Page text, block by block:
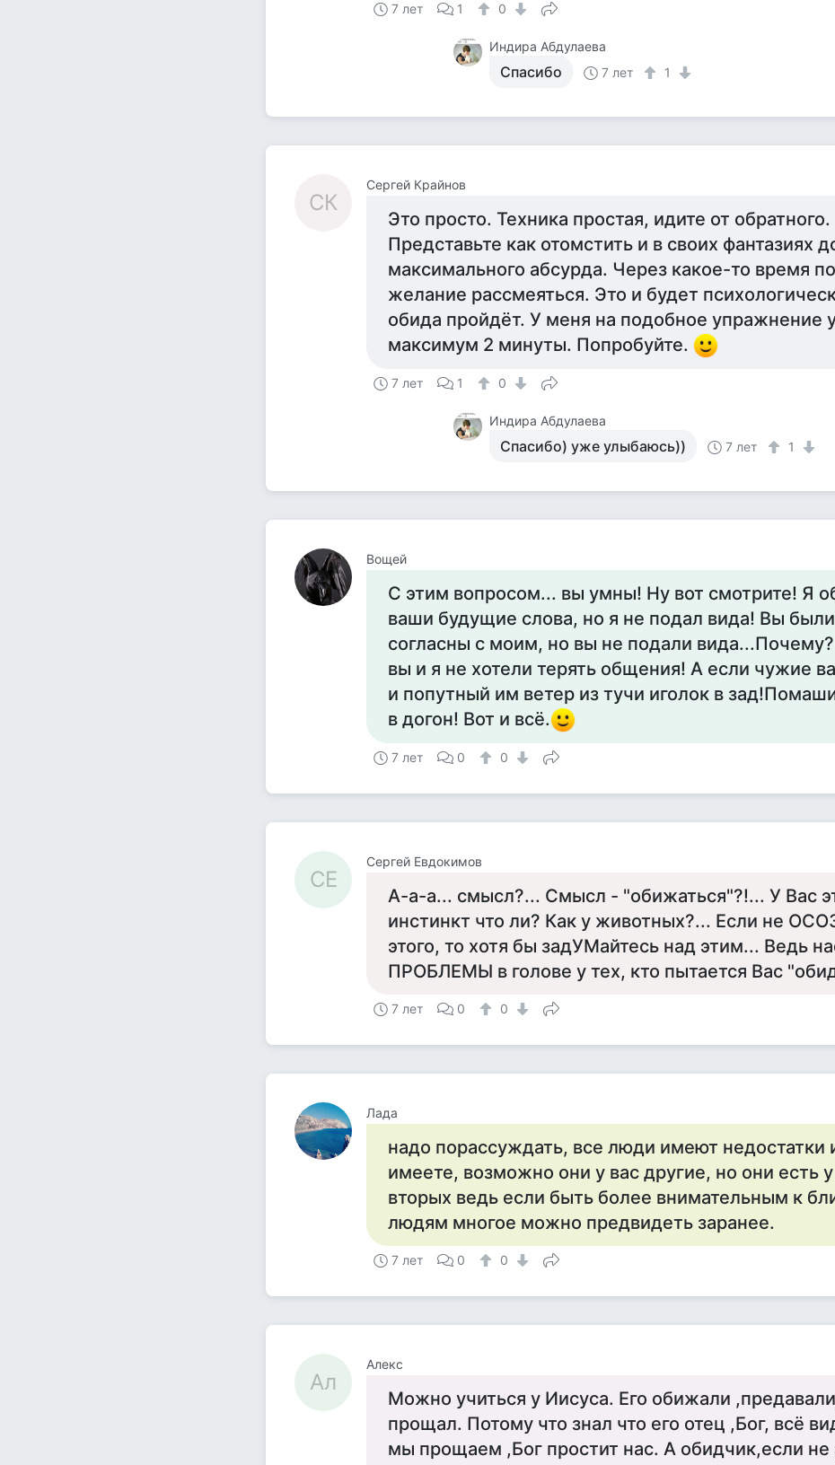
7 лет 1 0
Индира Абдулаева
Спасибо 7 лет 1
СК
Сергей Крайнов
Это просто. Техника простая, идите от обратного.
Представьте как отомстить и в своих фантазиях
максимального абсурда. Через какое-то время
желание рассмеяться. Это и будет
обида пройдёт. У меня на подобное упражнение
максимум 2 минуты. Попробуйте.
7 лет 1 0
Индира Абдулаева
Спасибо) уже улыбаюсь)) 7 лет 1
Вощей
С этим вопросом... вы умны! Ну вот смотрите! Я
ваши будущие слова, но я не подал вида! Вы
согласны с моим, но вы не подали
вы и я не хотели терять общения! А если чужие
и попутный им ветер из тучи иголок в
в догон! Вот и всё.
7 лет 0 0
СЕ
Сергей Евдокимов
А-а-а... смысл?... Смысл - "обижаться"?!... У Вас
инстинкт что ли? Как у животных?... Если не
этого, то хотя бы задУМайтесь над этим... Ведь
ПРОБЛЕМЫ в голове у тех, кто пытается Вас
7 лет 0 0
Лада
надо порассуждать, все люди имеют недостатки
имеете, возможно они у вас другие, но они есть у
вторых ведь если быть более внимательным к
людям многое можно предвидеть заранее.
7 лет 0 0
Ал
Алекс
Можно учиться у Иисуса. Его обижали
прощал. Потому что знал что его отец ,Бог, всё
мы прощаем ,Бог простит нас. А обидчик,если не